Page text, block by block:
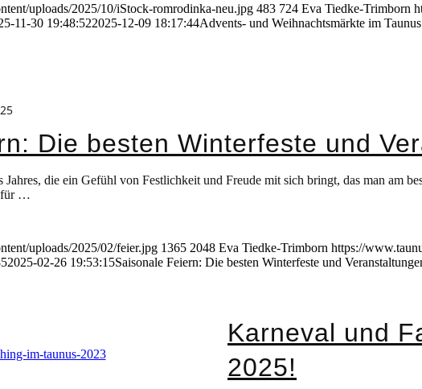
uploads/2025/10/iStock-romrodinka-neu.jpg 483 724 Eva Tiedke-Trimborn
11-30 19:48:522025-12-09 18:17:44Advents- und Weihnachtsmärkte im
Die besten Winterfeste und
Jahres, die ein Gefühl von Festlichkeit und Freude mit sich bringt, das man am
für …
uploads/2025/02/feier.jpg 1365 2048 Eva Tiedke-Trimborn https://
2025-02-26 19:53:15Saisonale Feiern: Die besten Winterfeste und
Karneval und
2025!